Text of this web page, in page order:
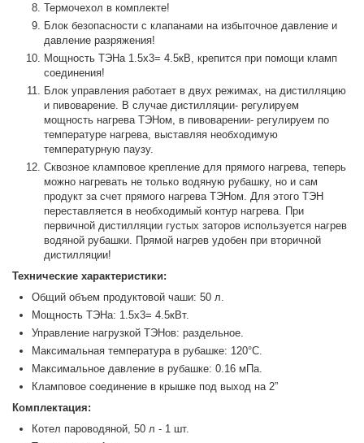
Термочехол в комплекте!
Блок безопасности с клапанами на избыточное давление и
давление разряжения!
Мощность ТЭНа 1.5х3= 4.5кВ, крепится при помощи кламп
соединения!
Блок управления работает в двух режимах, на дистилляцию
и пивоварение. В случае дистилляции- регулируем
мощность нагрева ТЭНом, в пивоварении- регулируем по
температуре нагрева, выставляя необходимую
температурную паузу.
Сквозное кламповое крепление для прямого нагрева, теперь
можно нагревать не только водяную рубашку, но и сам
продукт за счет прямого нагрева ТЭНом. Для этого ТЭН
переставляется в необходимый контур нагрева. При
первичной дистилляции густых заторов используется нагрев
водяной рубашки. Прямой нагрев удобен при вторичной
дистилляции!
Технические характеристики:
Общий объем продуктовой чаши: 50 л.
Мощность ТЭНа: 1.5х3= 4.5кВт.
Управление нагрузкой ТЭНов: раздельное.
Максимальная температура в рубашке: 120°С.
Максимальное давление в рубашке: 0.16 мПа.
Кламповое соединение в крышке под выход на 2”
Комплектация:
Котел пароводяной, 50 л - 1 шт.